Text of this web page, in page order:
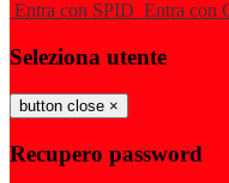
Entra con SPID Entra con
Seleziona utente
button close ×
Recupero password